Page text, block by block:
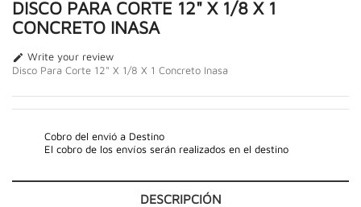
DISCO PARA CORTE 12" X 1/8 X 1
CONCRETO INASA
 Write your review
Disco Para Corte 12" X 1/8 X 1 Concreto Inasa
Cobro del envió a Destino
El cobro de los envíos serán realizados en el destino
DESCRIPCIÓN